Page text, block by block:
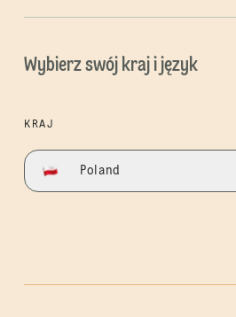
Wybierz swój kraj i język
KRAJ
Poland